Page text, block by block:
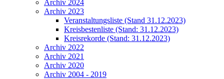
Archiv 2024
Archiv 2023
Veranstaltungsliste (Stand 31.12.2023)
Kreisbestenliste (Stand: 31.12.2023)
Kreisrekorde (Stand: 31.12.2023)
Archiv 2022
Archiv 2021
Archiv 2020
Archiv 2004 - 2019